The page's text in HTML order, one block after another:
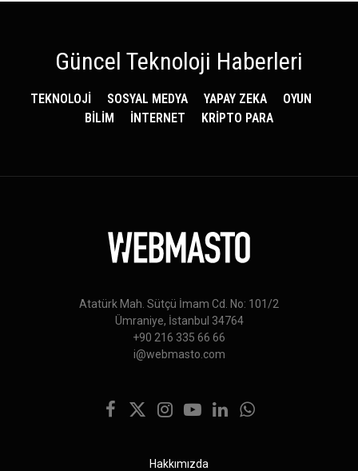
Güncel Teknoloji Haberleri
TEKNOLOJİ SOSYAL MEDYA YAPAY ZEKA
OYUN
BİLİM
İNTERNET KRİPTO PARA
Atatürk Mah. Sütçü İmam Cd. No: 101/2
Ümraniye, İstanbul 34764
+90 216 335 66 66
i@webmasto.com
Facebook
X
Instagram
YouTubeLinkedInWhatsApp
Hakkımızda